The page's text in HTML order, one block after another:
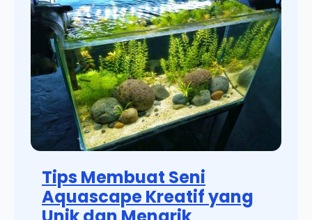
Tips Membuat Seni
Aquascape Kreatif yang